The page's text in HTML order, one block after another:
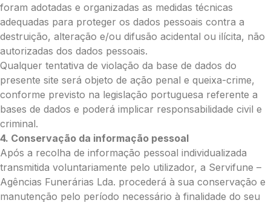
Pedidos/Informações adicionais
Total:
0.00
€
Enviar Flores (Paypal)
foram adotadas e organizadas as medidas técnicas
adequadas para proteger os dados pessoais contra a
destruição, alteração e/ou difusão acidental ou ilícita, não
autorizadas dos dados pessoais.
Qualquer tentativa de violação da base de dados do
presente site será objeto de ação penal e queixa-crime,
conforme previsto na legislação portuguesa referente a
bases de dados e poderá implicar responsabilidade civil e
criminal.
4. Conservação da informação pessoal
Após a recolha de informação pessoal individualizada
transmitida voluntariamente pelo utilizador, a Servifune –
Agências Funerárias Lda. procederá à sua conservação e
manutenção pelo período necessário à finalidade do seu